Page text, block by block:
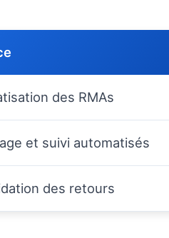
des RMAs
et suivi automatisés
des retours